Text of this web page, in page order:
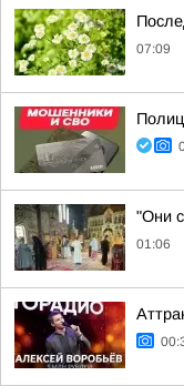
07:09
"Они
01:06